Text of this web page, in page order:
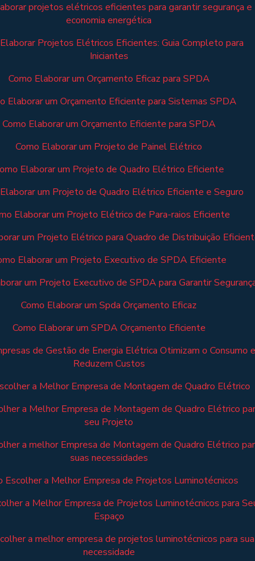
projetos elétricos eficientes para garantir segurança e
economia energética
Projetos Elétricos Eficientes: Guia Completo para
Iniciantes
Como Elaborar um Orçamento Eficaz para SPDA
Elaborar um Orçamento Eficiente para Sistemas SPDA
Como Elaborar um Orçamento Eficiente para SPDA
Como Elaborar um Projeto de Painel Elétrico
Elaborar um Projeto de Quadro Elétrico Eficiente
um Projeto de Quadro Elétrico Eficiente e Seguro
Elaborar um Projeto Elétrico de Para-raios Eficiente
um Projeto Elétrico para Quadro de Distribuição
Elaborar um Projeto Executivo de SPDA Eficiente
um Projeto Executivo de SPDA para Garantir
Como Elaborar um Spda Orçamento Eficaz
Como Elaborar um SPDA Orçamento Eficiente
de Gestão de Energia Elétrica Otimizam o Consumo e
Reduzem Custos
a Melhor Empresa de Montagem de Quadro Elétrico
a Melhor Empresa de Montagem de Quadro Elétrico
seu Projeto
a melhor Empresa de Montagem de Quadro Elétrico
suas necessidades
Escolher a Melhor Empresa de Projetos Luminotécnicos
a Melhor Empresa de Projetos Luminotécnicos para
Espaço
a melhor empresa de projetos luminotécnicos para sua
necessidade